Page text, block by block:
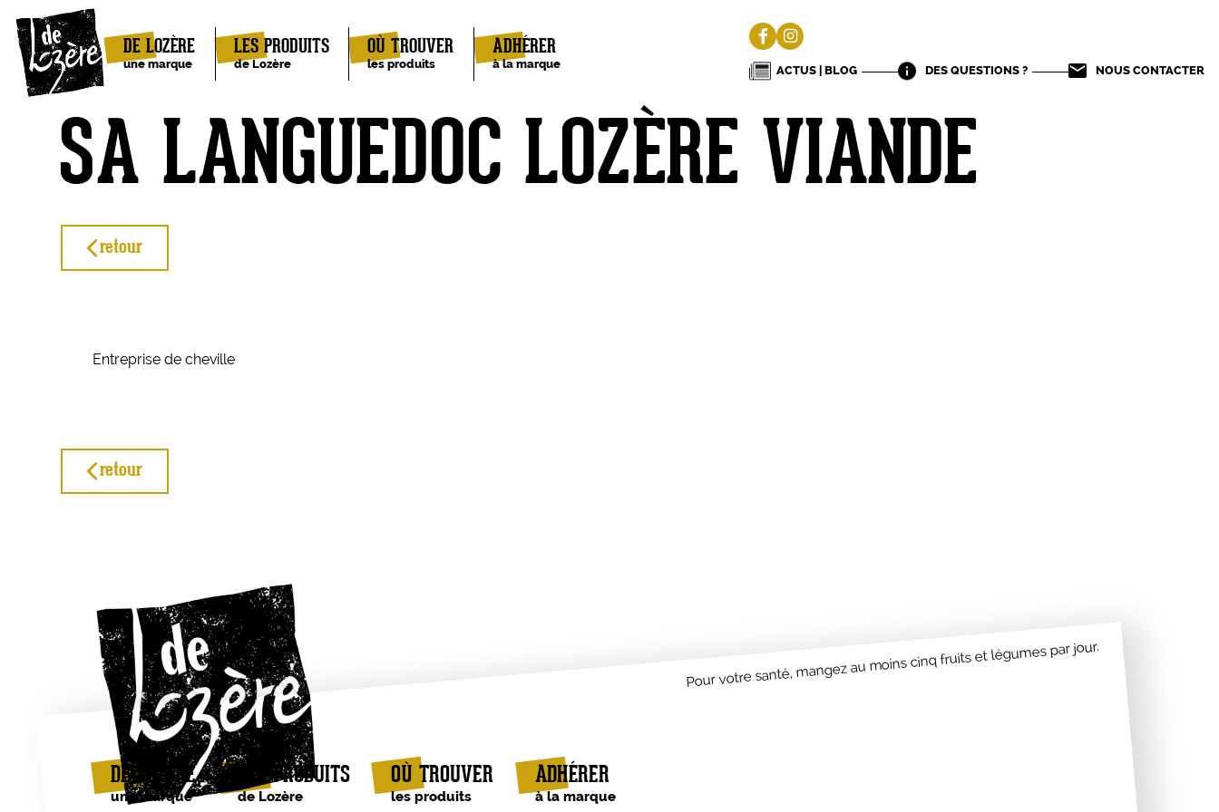
DE LOZÈRE
une marque
LES PRODUITS
de Lozère
OÙ TROUVER
les produits
ADHÉRER
à la marque ACTUS | BLOG DES QUESTIONS ? NOUS CONTACTER
SA LANGUEDOC LOZÈRE VIANDE
retour
Entreprise de cheville
retour
Pour votre santé, mangez au moins cinq fruits et légumes par jour.
DE LOZÈRE
une marque
LES PRODUITS
de Lozère
OÙ TROUVER
les produits
ADHÉRER
à la marque